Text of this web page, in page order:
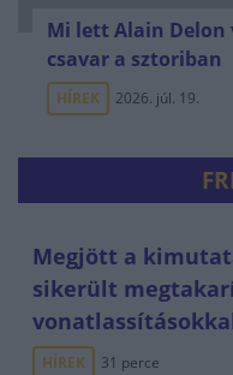
Mi lett Alain Delon
csavar a sztoriban
HÍREK 2026. júl. 19.
Megjött a
sikerült
HÍREK 31 perce